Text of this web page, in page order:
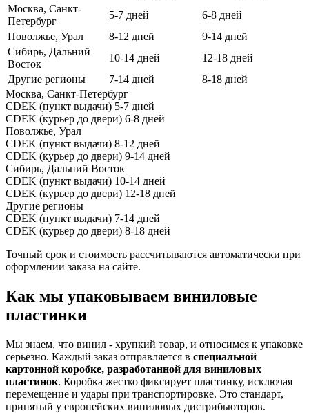
Москва, Санкт-
Петербург
5-7 дней
6-8 дней
Поволжье, Урал
8-12 дней
9-14 дней
Сибирь, Дальний
Восток
10-14 дней
12-18 дней
Другие регионы
7-14 дней
8-18 дней
Москва, Санкт-Петербург
CDEK (пункт выдачи) 5-7 дней
CDEK (курьер до двери) 6-8 дней
Поволжье, Урал
CDEK (пункт выдачи) 8-12 дней
CDEK (курьер до двери) 9-14 дней
Сибирь, Дальний Восток
CDEK (пункт выдачи) 10-14 дней
CDEK (курьер до двери) 12-18 дней
Другие регионы
CDEK (пункт выдачи) 7-14 дней
CDEK (курьер до двери) 8-18 дней
Точный срок и стоимость рассчитываются автоматически при
оформлении заказа на сайте.
Как мы упаковываем виниловые
пластинки
Мы знаем, что винил - хрупкий товар, и относимся к упаковке
серьезно. Каждый заказ отправляется в специальной
картонной коробке, разработанной для виниловых
пластинок. Коробка жестко фиксирует пластинку, исключая
перемещение и удары при транспортировке. Это стандарт,
принятый у европейских виниловых дистрибьюторов.